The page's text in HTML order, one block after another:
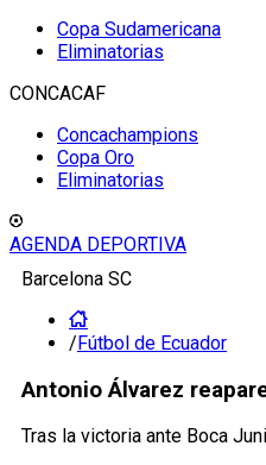
Copa Sudamericana
Eliminatorias
CONCACAF
Concachampions
Copa Oro
Eliminatorias
AGENDA DEPORTIVA
Barcelona SC
/Fútbol de Ecuador
Antonio Álvarez
Tras la victoria ante Boca